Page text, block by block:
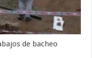
de bacheo